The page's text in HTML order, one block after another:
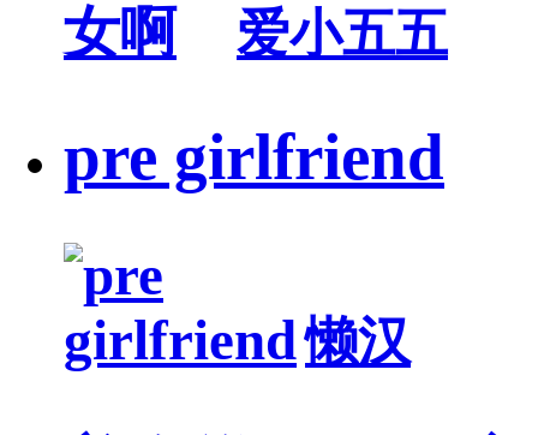
爱小五五
pre girlfriend
懒汉